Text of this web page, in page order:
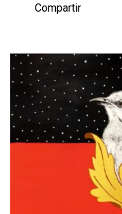
Compartir